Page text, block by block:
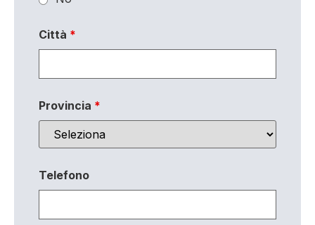
Città *
Provincia *
Telefono